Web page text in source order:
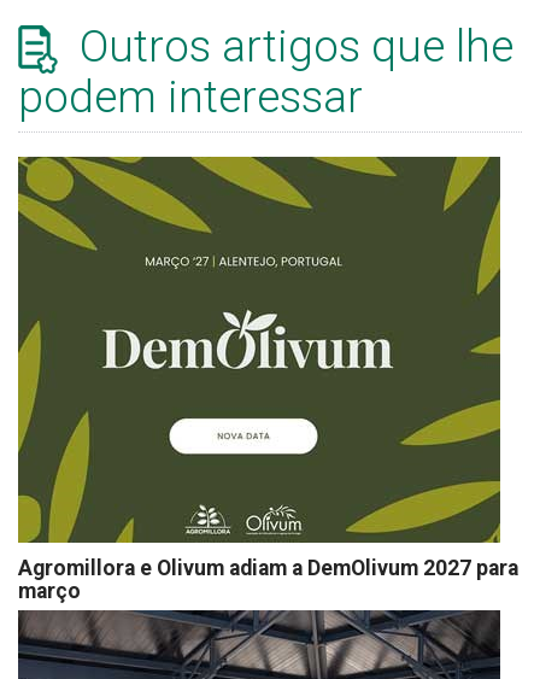
Outros artigos que lhe
podem interessar
Agromillora e Olivum adiam a DemOlivum 2027 para
março